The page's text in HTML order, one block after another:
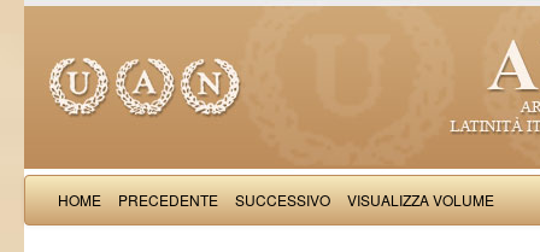
HOME PRECEDENTE SUCCESSIVO VISUALIZZA VOLUME